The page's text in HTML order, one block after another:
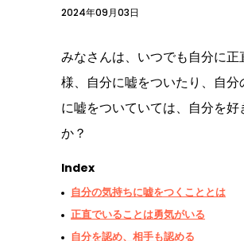
2024年09月03日
みなさんは、いつでも自分に
様、自分に嘘をついたり、自
に嘘をついていては、自分を
か？
Index
自分の気持ちに嘘をつくこととは
正直でいることは勇気がいる
自分を認め、相手も認める